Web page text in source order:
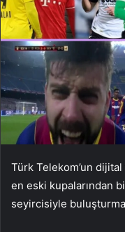
Türk Telekom’un
en eski kupalarından
seyircisiyle